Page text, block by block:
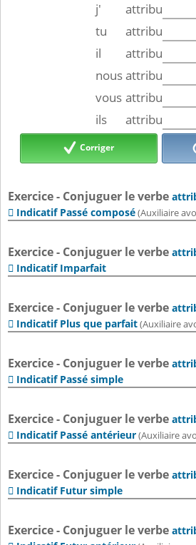
j'
attribu
tu
attribu
il
attribu
nousattribu
vous attribu
ils
attribu
Corriger
Exercice - Conjuguer le verbe
 Indicatif Passé composé(Auxiliaire
Exercice - Conjuguer le verbe
 Indicatif Imparfait
Exercice - Conjuguer le verbe
 Indicatif Plus que parfait(Auxiliaire
Exercice - Conjuguer le verbe
 Indicatif Passé simple
Exercice - Conjuguer le verbe
 Indicatif Passé antérieur(Auxiliaire
Exercice - Conjuguer le verbe
 Indicatif Futur simple
Exercice - Conjuguer le verbe